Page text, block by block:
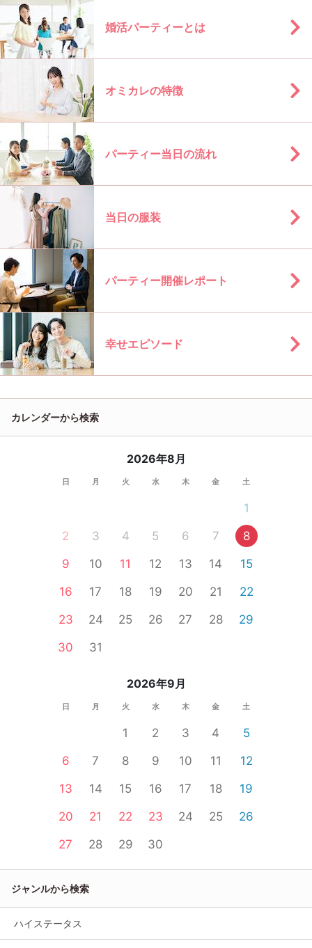
婚活パーティーとは
オミカレの特徴
パーティー当日の流れ
当日の服装
パーティー開催レポート
幸せエピソード
カレンダーから検索
2026年8月
日 月 火 水 木 金 土
1
2
3 4 5 6 7
8
9
10 11 12 13 14
15
16
17 18 19 20 21
22
23
24 25 26 27 28
29
30
31
2026年9月
日 月 火 水 木 金 土
1 2 3 4
5
6
7 8 9 10 11
12
13
14 15 16 17 18
19
20
21 22 23 24 25
26
27
28 29 30
ジャンルから検索
ハイステータス